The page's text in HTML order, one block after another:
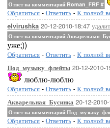
Ответ на комментарий Roman_FRF #
Обратиться - Ответить - К полной
elvirushka 20-12-2010-18:47
Ответ на комментарий
уже;))
Обратиться - Ответить - К полной
Под_музыку_флейты 20-12-2010-
люблю-люблю
Обратиться - Ответить - К полной
Акварельная_Бусинка 20-12-
Ответ на комментарий
Обратиться - Ответить - К полной